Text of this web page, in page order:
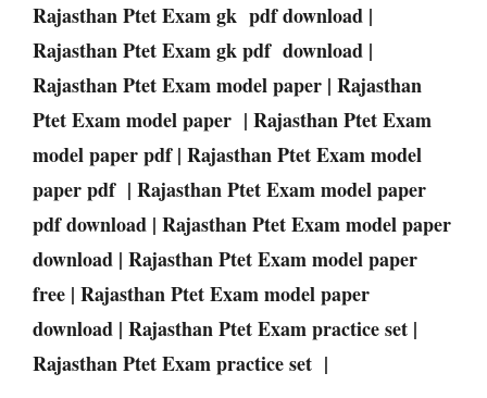
RajasthanPtetExamgk pdf download |
RajasthanPtetExamgk pdf download |
RajasthanPtetExammodel paper | Rajasthan
PtetExammodel paper | RajasthanPtetExam
model paper pdf | RajasthanPtetExammodel
paper pdf | RajasthanPtetExammodel paper
pdf download | RajasthanPtetExammodel paper
download | RajasthanPtetExammodel paper
free | RajasthanPtetExammodel paper
download | RajasthanPtetExampractice set |
RajasthanPtetExampractice set |